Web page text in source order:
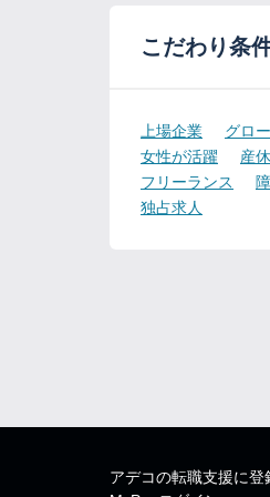
こだわり条
上場企業 グロ
女性が活躍
産
フリーランス
独占求人
アデコの転職支援に登